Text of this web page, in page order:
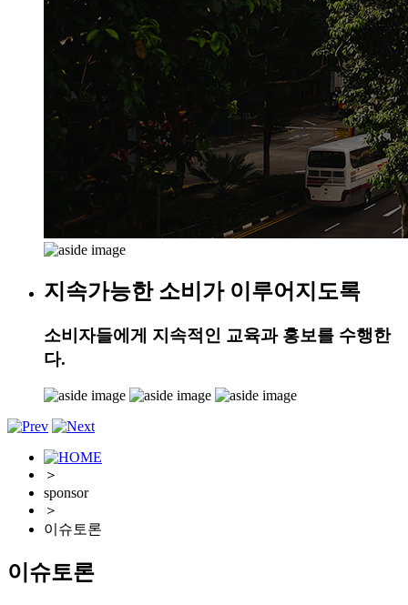
지속가능한 소비가 이루어지도록
소비자들에게 지속적인 교육과 홍보를 수행한
다.
＞
sponsor
＞
이슈토론
이슈토론